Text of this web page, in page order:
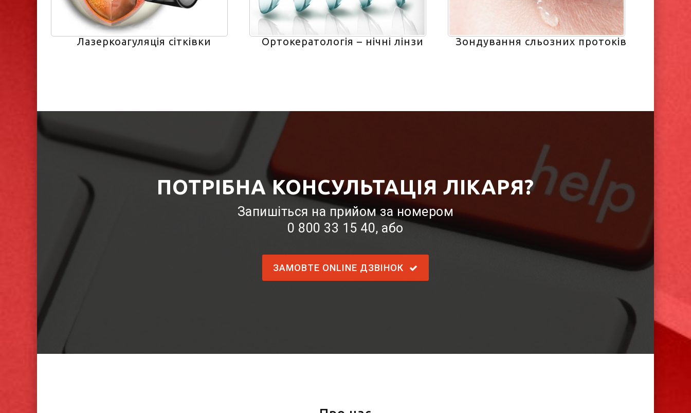
Лазеркоагуляція сітківки Ортокератологія – нічні лінзи Зондування сльозних протоків
ПОТРІБНА КОНСУЛЬТАЦІЯ ЛІКАРЯ?
Запишіться на прийом за номером
0 800 33 15 40, або
ЗАМОВТЕ ONLINE ДЗВІНОК